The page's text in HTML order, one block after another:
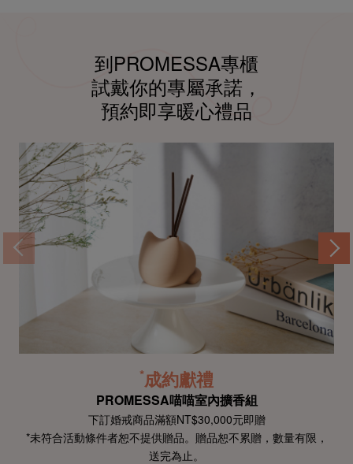
到PROMESSA專櫃
試戴你的專屬承諾，
預約即享暖心禮品
*成約獻禮
PROMESSA喵喵室內擴香組
下訂婚戒商品滿額NT$30,000元即贈
*未符合活動條件者恕不提供贈品。 贈品恕不累贈， 數量有限，
送完為止。